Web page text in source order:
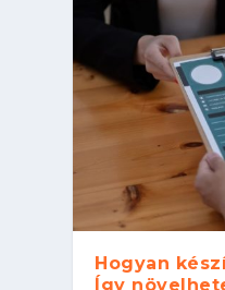
Hogyan
Így